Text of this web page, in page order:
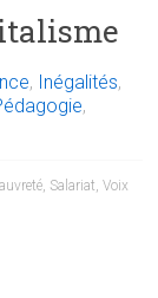
, Inégalités,
,
, Salariat,Voix